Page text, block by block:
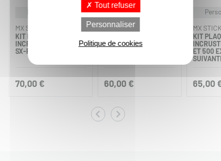
Personnalisable
MX STICKERS
KIT PLAQUES À N°
INCRUSTÉ - KTM 250
SX-F 2007 À 2010
70,00 €
Personnalisable
MX STICKERS
INCRUSTÉ US - KTM
60,00 €
MX
KIT
ET 500
65,00
Tout refuser
Personnaliser
Politique de cookies